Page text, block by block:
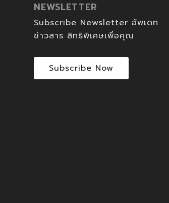
NEWSLETTER
Subscribe Newsletter อัพเดท
ข่าวสาร สิทธิพิเศษเพื่อคุณ
Subscribe Now